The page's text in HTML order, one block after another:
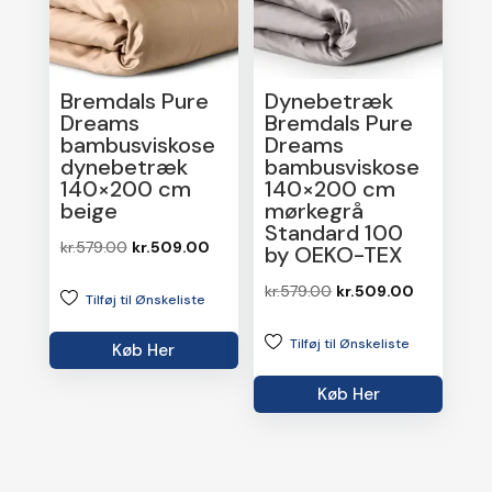
Bremdals Pure
Dreams
bambusviskose
dynebetræk
140×200 cm
beige
kr.579.00 Den
pris
var:
kr.579.00.
kr.509.00Den
er:
kr.509.00.
Tilføj til Ønskeliste
Køb Her
Dynebetræk
Bremdals Pure
Dreams
bambusviskose
140×200 cm
mørkegrå
Standard 100
by OEKO-TEX
kr.579.00 Den
pris
var:
kr.579.00.
kr.509.00
er:
kr.509.00.
Tilføj til Ønskeliste
Køb Her